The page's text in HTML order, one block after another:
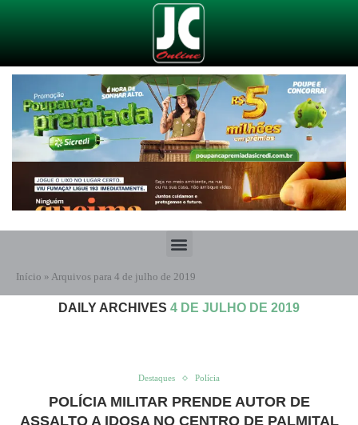
Início » Arquivos para 4 de julho de 2019
DAILY ARCHIVES 4 DE JULHO DE 2019
Destaques Polícia
POLÍCIA MILITAR PRENDE AUTOR DE
ASSALTO A IDOSA NO CENTRO DE PALMITAL